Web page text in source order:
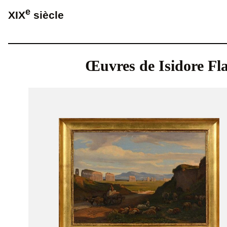
XIXe siècle
Œuvres de Isidore